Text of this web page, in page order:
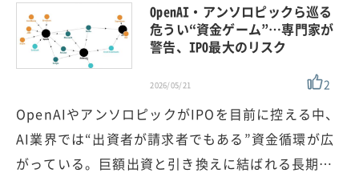
OpenAI・アンソロピックら巡る
危うい“資金ゲーム”…専門家が
警告、IPO最大のリスク
2026/05/21 2
OpenAIやアンソロピックがIPOを目前に控える中、
AI業界では“出資者が請求者でもある”資金循環が広
がっている。巨額出資と引き換えに結ばれる長期…